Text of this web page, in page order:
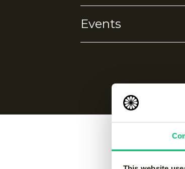
Geen eigenschappen
Events